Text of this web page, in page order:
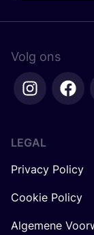
Volg ons
LEGAL
Privacy Policy
Cookie Policy
Algemene